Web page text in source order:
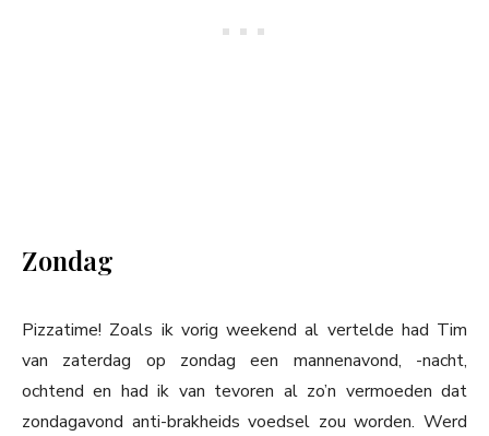
Zondag
Pizzatime! Zoals ik vorig weekend al vertelde had Tim
van zaterdag op zondag een mannenavond, -nacht,
ochtend en had ik van tevoren al zo’n vermoeden dat
zondagavond anti-brakheids voedsel zou worden. Werd